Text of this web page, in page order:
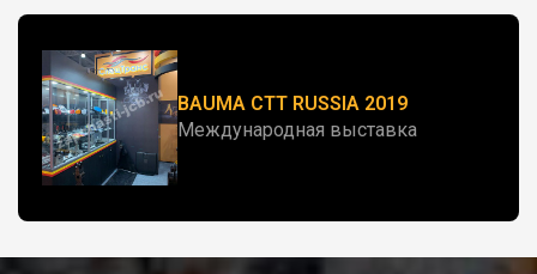
BAUMA CTT RUSSIA 2019
Международная выставка